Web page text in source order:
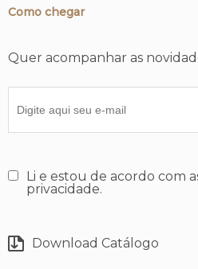
Como chegar
Quer acompanhar as
Li e estou de acordo com
privacidade.
Download Catálogo